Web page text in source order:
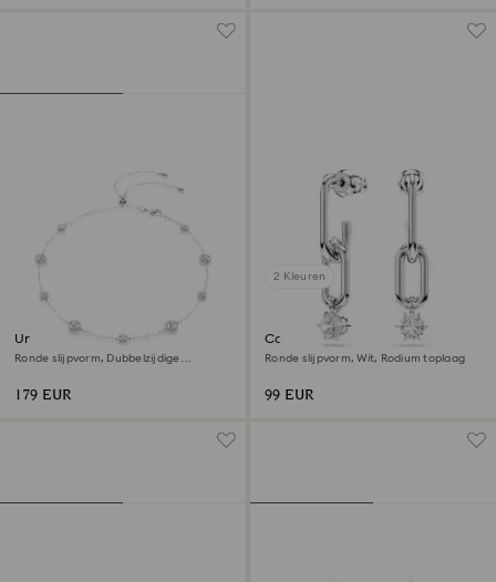
Una Angelic ketting
Ronde slijpvorm, Dubbelzijdige
179 EUR
2 Kleuren
Constella Oorhangers
Ronde slijpvorm, Wit, Rodium toplaag
99 EUR